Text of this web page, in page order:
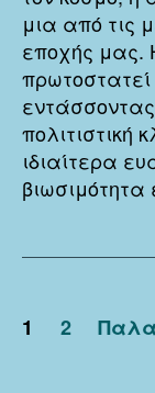
μια από τις
εποχής μας.
πολιτιστική
ιδιαίτερα
βιωσιμότητα
1 2